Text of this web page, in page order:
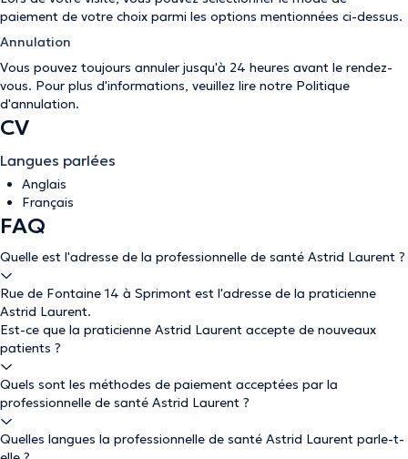
paiement de votre choix parmi les options mentionnées ci-dessus.
Annulation
Vous pouvez toujours annuler jusqu'à 24 heures avant le rendez-
vous. Pour plus d'informations, veuillez lire notre Politique
d'annulation.
CV
Langues parlées
Anglais
Français
FAQ
Quelle est l'adresse de la professionnelle de santé Astrid Laurent ?
Rue de Fontaine 14 à Sprimont est l'adresse de la praticienne
Astrid Laurent.
Est-ce que la praticienne Astrid Laurent accepte de nouveaux
patients ?
Quels sont les méthodes de paiement acceptées par la
professionnelle de santé Astrid Laurent ?
Quelles langues la professionnelle de santé Astrid Laurent parle-t-